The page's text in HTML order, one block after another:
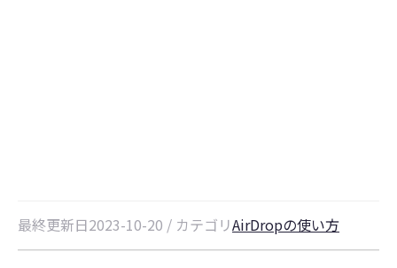
最終更新日2023-10-20 / カテゴリAirDropの使い方